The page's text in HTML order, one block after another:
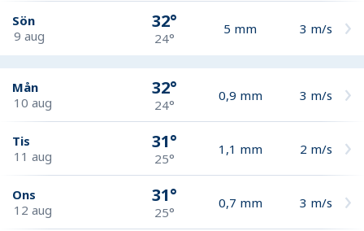
Sön
9 aug
32°
24°
5 mm 3 m/s
Mån
10 aug
32°
24°
0,9 mm 3 m/s
Tis
11 aug
31°
25°
1,1 mm 2 m/s
Ons
12 aug
31°
25°
0,7 mm 3 m/s